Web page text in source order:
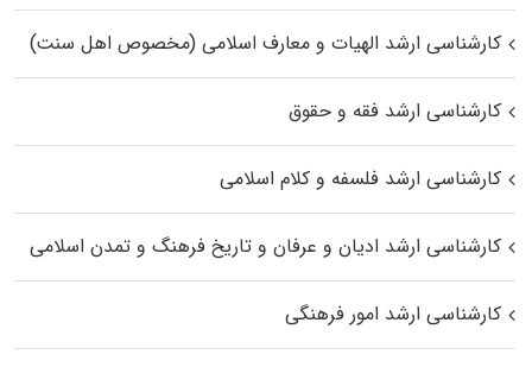
کارشناسی ارشد الهیات و معارف اسلامی (مخصوص اهل سنت)
کارشناسی ارشد فقه و حقوق
کارشناسی ارشد فلسفه و کلام اسلامی
کارشناسی ارشد ادیان و عرفان و تاریخ فرهنگ و تمدن اسلامی
کارشناسی ارشد امور فرهنگی